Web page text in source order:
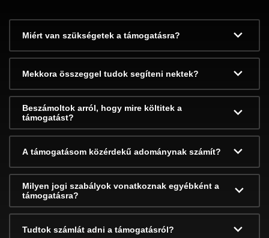
Miért van szükségetek a támogatásra?
Mekkora összeggel tudok segíteni nektek?
Beszámoltok arról, hogy mire költitek a
támogatást?
A támogatásom közérdekű adománynak számít?
Milyen jogi szabályok vonatkoznak egyébként a
támogatásra?
Tudtok számlát adni a támogatásról?